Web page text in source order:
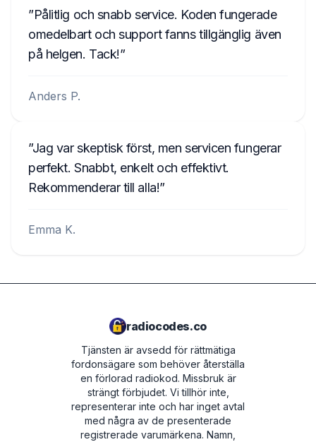
Pålitlig och snabb service. Koden fungerade
omedelbart och support fanns tillgänglig även
på helgen. Tack!
Anders P.
Jag var skeptisk först, men servicen fungerar
perfekt. Snabbt, enkelt och effektivt.
Rekommenderar till alla!
Emma K.
radiocodes.co
Tjänsten är avsedd för rättmätiga
fordonsägare som behöver återställa
en förlorad radiokod. Missbruk är
strängt förbjudet. Vi tillhör inte,
representerar inte och har inget avtal
med några av de presenterade
registrerade varumärkena. Namn,